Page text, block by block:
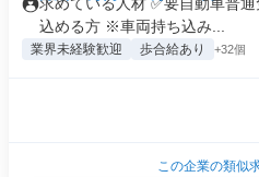
込める方 ※車両持ち込み...
業界未経験歓迎 歩合給あり +32個
この企業の類似